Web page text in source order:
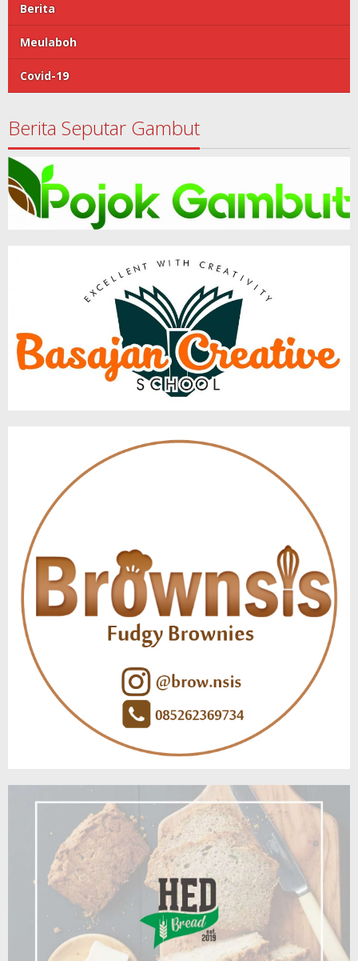
Berita
Meulaboh
Covid-19
Berita Seputar Gambut